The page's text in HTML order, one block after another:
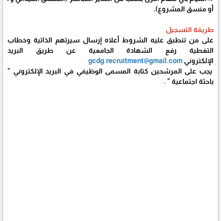
أو منسق المشروع).
طريقة التسجيل
على من تنطبق عليه الشروط أعلاه إرسال سيرتهم الذاتية وخطاب
التغطية رفع الشهادة الجامعية عن طريق البريد
الإلكتروني gcdg.recruitment@gmail.com
يجب على المرشحين كتابة المسمى الوظيفي في البريد الإلكتروني "
باحثة اجتماعية " .